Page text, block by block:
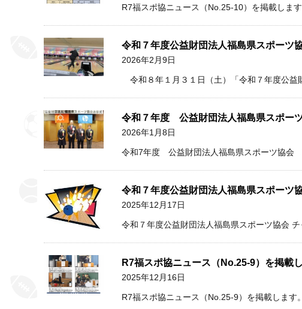
R7福スポ協ニュース（No.25-10）を掲載しま
令和７年度公益財団法人福島県スポーツ
2026年2月9日
令和８年１月３１日（土）「令和７年度公益
令和７年度 公益財団法人福島県スポー
2026年1月8日
令和7年度 公益財団法人福島県スポーツ協
令和７年度公益財団法人福島県スポーツ
2025年12月17日
令和７年度公益財団法人福島県スポーツ協会
R7福スポ協ニュース（No.25-9）を掲載
2025年12月16日
R7福スポ協ニュース（No.25-9）を掲載しま